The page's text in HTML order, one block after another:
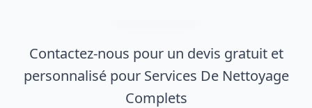
Contactez-nous pour un devis gratuit et
personnalisé pour Services De Nettoyage
Complets